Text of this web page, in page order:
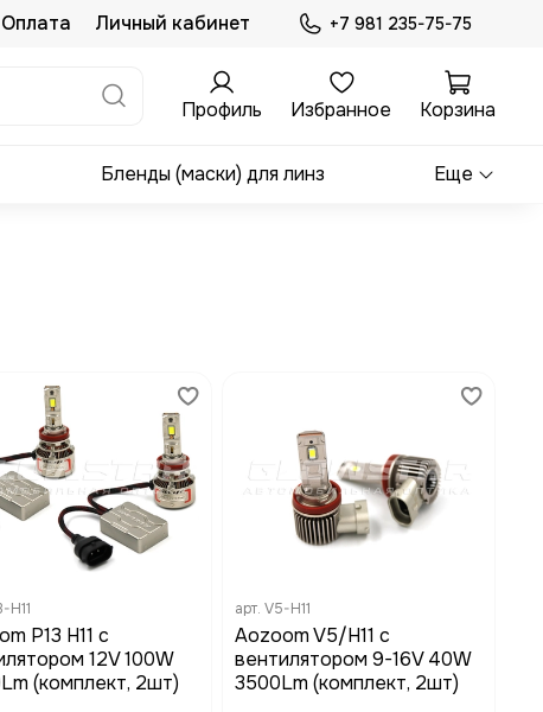
Оплата Личный кабинет +7 981 235-75-75
Профиль Избранное Корзина
Бленды (маски) для линз Еще
H11
P13 H11 с
12V 100W
(комплект, 2шт)
арт. V5-H11
Aozoom V5/H11 с
вентилятором 9-16V 40W
3500Lm (комплект, 2шт)